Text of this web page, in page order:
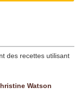
des recettes utilisant
Watson